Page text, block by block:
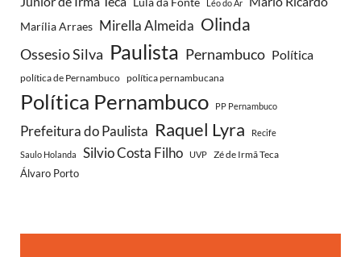
Léo do Ar
Marília Arraes Mirella Almeida Olinda
Ossesio Silva Paulista Pernambuco Política
política de Pernambuco política pernambucana
Política Pernambuco PP Pernambuco
Prefeitura do Paulista Raquel Lyra Recife
Saulo Holanda Silvio Costa Filho UVP Zé de Irmã Teca
Álvaro Porto